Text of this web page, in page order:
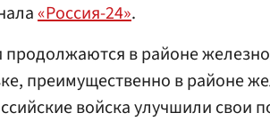
«Россия-24».
продолжаются в районе
преимущественно в районе
войска улучшили свои